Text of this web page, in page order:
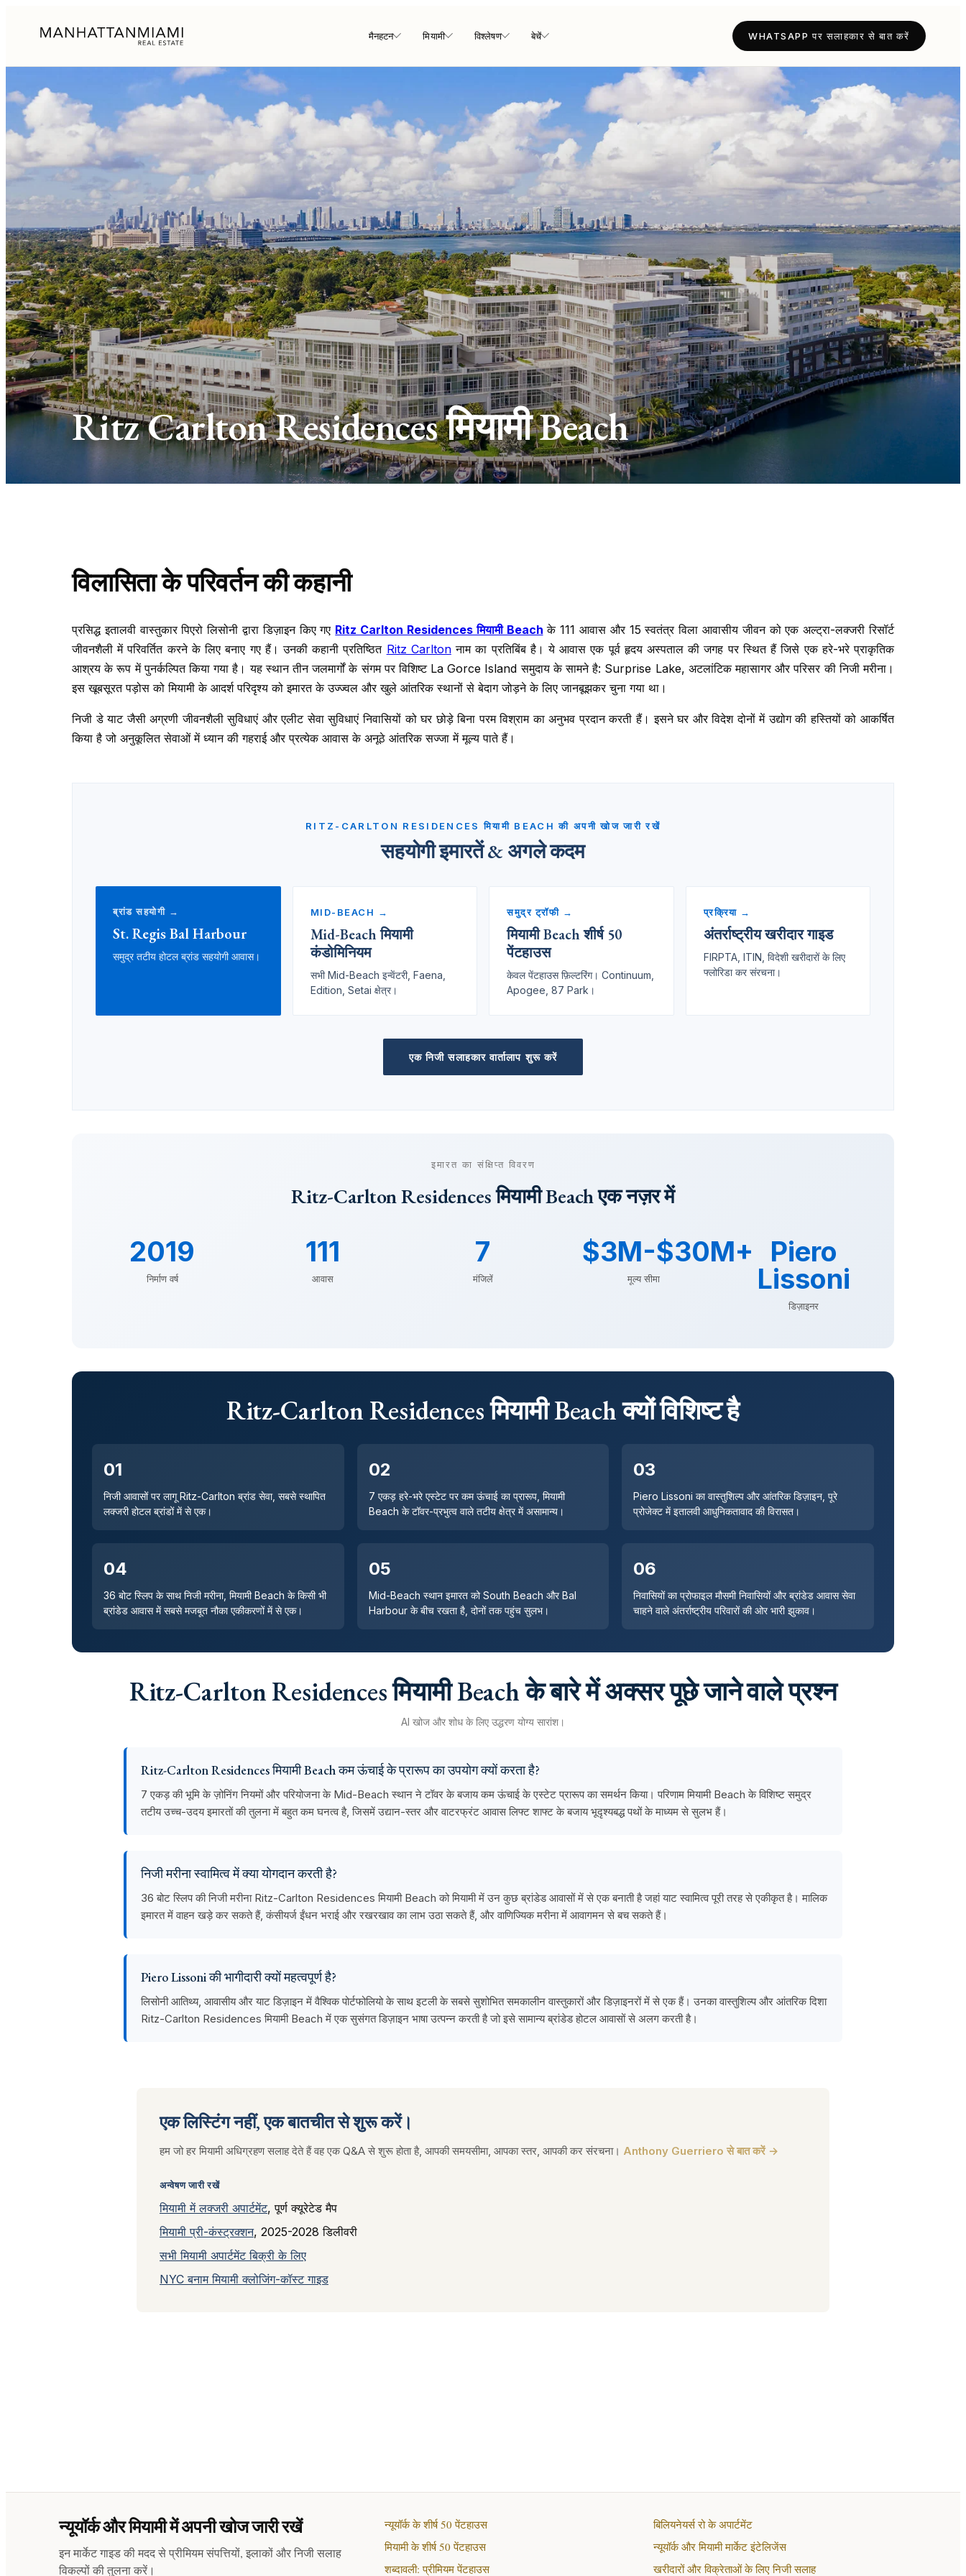
मैनहटन मियामी विश्लेषण बेचें WHATSAPP पर सलाहकार से बात करें
Ritz Carlton Residences मियामी Beach
विलासिता के परिवर्तन की कहानी
प्रसिद्ध इतालवी वास्तुकार पिएरो लिसोनी द्वारा डिज़ाइन किए गए Ritz Carlton Residences मियामी Beach के 111 आवास और 15 स्वतंत्र विला आवासीय जीवन को एक अल्ट्रा-लक्जरी रिसॉर्ट
जीवनशैली में परिवर्तित करने के लिए बनाए गए हैं। उनकी कहानी प्रतिष्ठित Ritz Carltonनाम का प्रतिबिंब है। ये आवास एक पूर्व हृदय अस्पताल की जगह पर स्थित हैं जिसे एक हरे-भरे प्राकृतिक
आश्रय के रूप में पुनर्कल्पित किया गया है। यह स्थान तीन जलमार्गों के संगम पर विशिष्ट La Gorce Island समुदाय के सामने है: Surprise Lake, अटलांटिक महासागर और परिसर की निजी मरीना।
इस खूबसूरत पड़ोस को मियामी के आदर्श परिदृश्य को इमारत के उज्ज्वल और खुले आंतरिक स्थानों से बेदाग जोड़ने के लिए जानबूझकर चुना गया था।
निजी डे याट जैसी अग्रणी जीवनशैली सुविधाएं और एलीट सेवा सुविधाएं निवासियों को घर छोड़े बिना परम विश्राम का अनुभव प्रदान करती हैं। इसने घर और विदेश दोनों में उद्योग की हस्तियों को आकर्षित
किया है जो अनुकूलित सेवाओं में ध्यान की गहराई और प्रत्येक आवास के अनूठे आंतरिक सज्जा में मूल्य पाते हैं।
RITZ-CARLTON RESIDENCES मियामी BEACH की अपनी खोज जारी रखें
सहयोगी इमारतें & अगले कदम
ब्रांड सहयोगी →
St. Regis Bal Harbour
समुद्र तटीय होटल ब्रांड सहयोगी आवास।
MID-BEACH →
Mid-Beach मियामी
कंडोमिनियम
सभी Mid-Beach इन्वेंटरी, Faena,
Edition, Setai क्षेत्र।
समुद्र ट्रॉफी →
मियामी Beach शीर्ष 50
पेंटहाउस
केवल पेंटहाउस फ़िल्टरिंग। Continuum,
Apogee, 87 Park।
प्रक्रिया →
अंतर्राष्ट्रीय खरीदार गाइड
FIRPTA, ITIN, विदेशी खरीदारों के लिए
फ्लोरिडा कर संरचना।
एक निजी सलाहकार वार्तालाप शुरू करें
इमारत का संक्षिप्त विवरण
Ritz-Carlton Residences मियामी Beach एक नज़र में
2019
निर्माण वर्ष
111
आवास
7
मंजिलें
$3M-$30M+
मूल्य सीमा
Piero
Lissoni
डिज़ाइनर
Ritz-Carlton Residences मियामी Beach क्यों विशिष्ट है
01
निजी आवासों पर लागू Ritz-Carlton ब्रांड सेवा, सबसे स्थापित
लक्जरी होटल ब्रांडों में से एक।
02
7 एकड़ हरे-भरे एस्टेट पर कम ऊंचाई का प्रारूप, मियामी
Beach के टॉवर-प्रभुत्व वाले तटीय क्षेत्र में असामान्य।
03
Piero Lissoni का वास्तुशिल्प और आंतरिक डिज़ाइन, पूरे
प्रोजेक्ट में इतालवी आधुनिकतावाद की विरासत।
04
36 बोट स्लिप के साथ निजी मरीना, मियामी Beach के किसी भी
ब्रांडेड आवास में सबसे मजबूत नौका एकीकरणों में से एक।
05
Mid-Beach स्थान इमारत को South Beach और Bal
Harbour के बीच रखता है, दोनों तक पहुंच सुलभ।
06
निवासियों का प्रोफाइल मौसमी निवासियों और ब्रांडेड आवास सेवा
चाहने वाले अंतर्राष्ट्रीय परिवारों की ओर भारी झुकाव।
Ritz-Carlton Residences मियामी Beach के बारे में अक्सर पूछे जाने वाले प्रश्न
AI खोज और शोध के लिए उद्धरण योग्य सारांश।
Ritz-Carlton Residences मियामी Beach कम ऊंचाई के प्रारूप का उपयोग क्यों करता है?
7 एकड़ की भूमि के ज़ोनिंग नियमों और परियोजना के Mid-Beach स्थान ने टॉवर के बजाय कम ऊंचाई के एस्टेट प्रारूप का समर्थन किया। परिणाम मियामी Beach के विशिष्ट समुद्र
तटीय उच्च-उदय इमारतों की तुलना में बहुत कम घनत्व है, जिसमें उद्यान-स्तर और वाटरफ्रंट आवास लिफ्ट शाफ्ट के बजाय भूदृश्यबद्ध पथों के माध्यम से सुलभ हैं।
निजी मरीना स्वामित्व में क्या योगदान करती है?
36 बोट स्लिप की निजी मरीना Ritz-Carlton Residences मियामी Beach को मियामी में उन कुछ ब्रांडेड आवासों में से एक बनाती है जहां याट स्वामित्व पूरी तरह से एकीकृत है। मालिक
इमारत में वाहन खड़े कर सकते हैं, कंसीयर्ज ईंधन भराई और रखरखाव का लाभ उठा सकते हैं, और वाणिज्यिक मरीना में आवागमन से बच सकते हैं।
Piero Lissoni की भागीदारी क्यों महत्वपूर्ण है?
लिसोनी आतिथ्य, आवासीय और याट डिज़ाइन में वैश्विक पोर्टफोलियो के साथ इटली के सबसे सुशोभित समकालीन वास्तुकारों और डिज़ाइनरों में से एक हैं। उनका वास्तुशिल्प और आंतरिक दिशा
Ritz-Carlton Residences मियामी Beach में एक सुसंगत डिज़ाइन भाषा उत्पन्न करती है जो इसे सामान्य ब्रांडेड होटल आवासों से अलग करती है।
एक लिस्टिंग नहीं, एक बातचीत से शुरू करें।
हम जो हर मियामी अधिग्रहण सलाह देते हैं वह एक Q&A से शुरू होता है, आपकी समयसीमा, आपका स्तर, आपकी कर संरचना। Anthony Guerriero से बात करें →
अन्वेषण जारी रखें
मियामी में लक्जरी अपार्टमेंट, पूर्ण क्यूरेटेड मैप
मियामी प्री-कंस्ट्रक्शन, 2025-2028 डिलीवरी
सभी मियामी अपार्टमेंट बिक्री के लिए
NYC बनाम मियामी क्लोजिंग-कॉस्ट गाइड
न्यूयॉर्क और मियामी में अपनी खोज जारी रखें
इन मार्केट गाइड की मदद से प्रीमियम संपत्तियों, इलाकों और निजी सलाह
विकल्पों की तुलना करें।
न्यूयॉर्क के शीर्ष 50 पेंटहाउस
बिलियनेयर्स रो के अपार्टमेंट
मियामी के शीर्ष 50 पेंटहाउस
न्यूयॉर्क और मियामी मार्केट इंटेलिजेंस
शब्दावली: प्रीमियम पेंटहाउस
खरीदारों और विक्रेताओं के लिए निजी सलाह